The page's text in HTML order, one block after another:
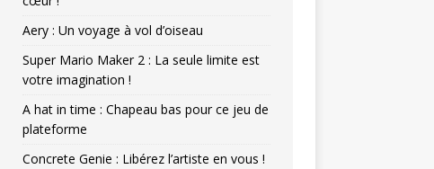
Aery : Un voyage à vol d’oiseau
Super Mario Maker 2 : La seule limite est
votre imagination !
A hat in time : Chapeau bas pour ce jeu de
plateforme
Concrete Genie : Libérez l’artiste en vous !